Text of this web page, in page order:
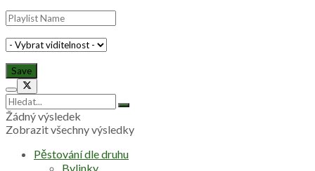
Žádný výsledek
Zobrazit všechny výsledky
Pěstování dle druhu
Bylinky